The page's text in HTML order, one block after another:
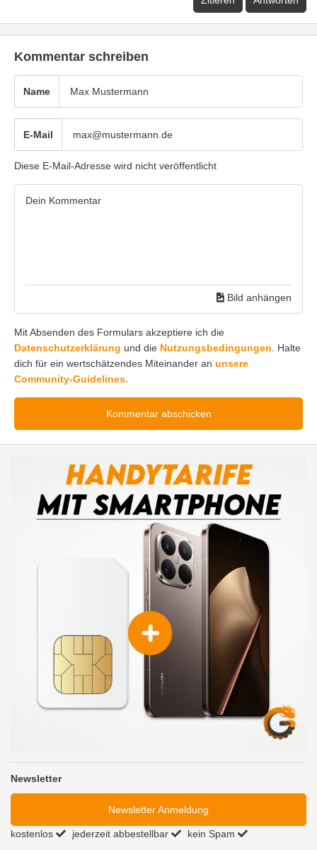
Kommentar schreiben
Name
E-Mail
Diese E-Mail-Adresse wird nicht veröffentlicht
Bild anhängen
Mit Absenden des Formulars akzeptiere ich die
Datenschutzerklärung und die Nutzungsbedingungen . Halte
dich für ein wertschätzendes Miteinander an unsere
Community-Guidelines.
Newsletter
Newsletter Anmeldung
kostenlos jederzeit abbestellbar kein Spam